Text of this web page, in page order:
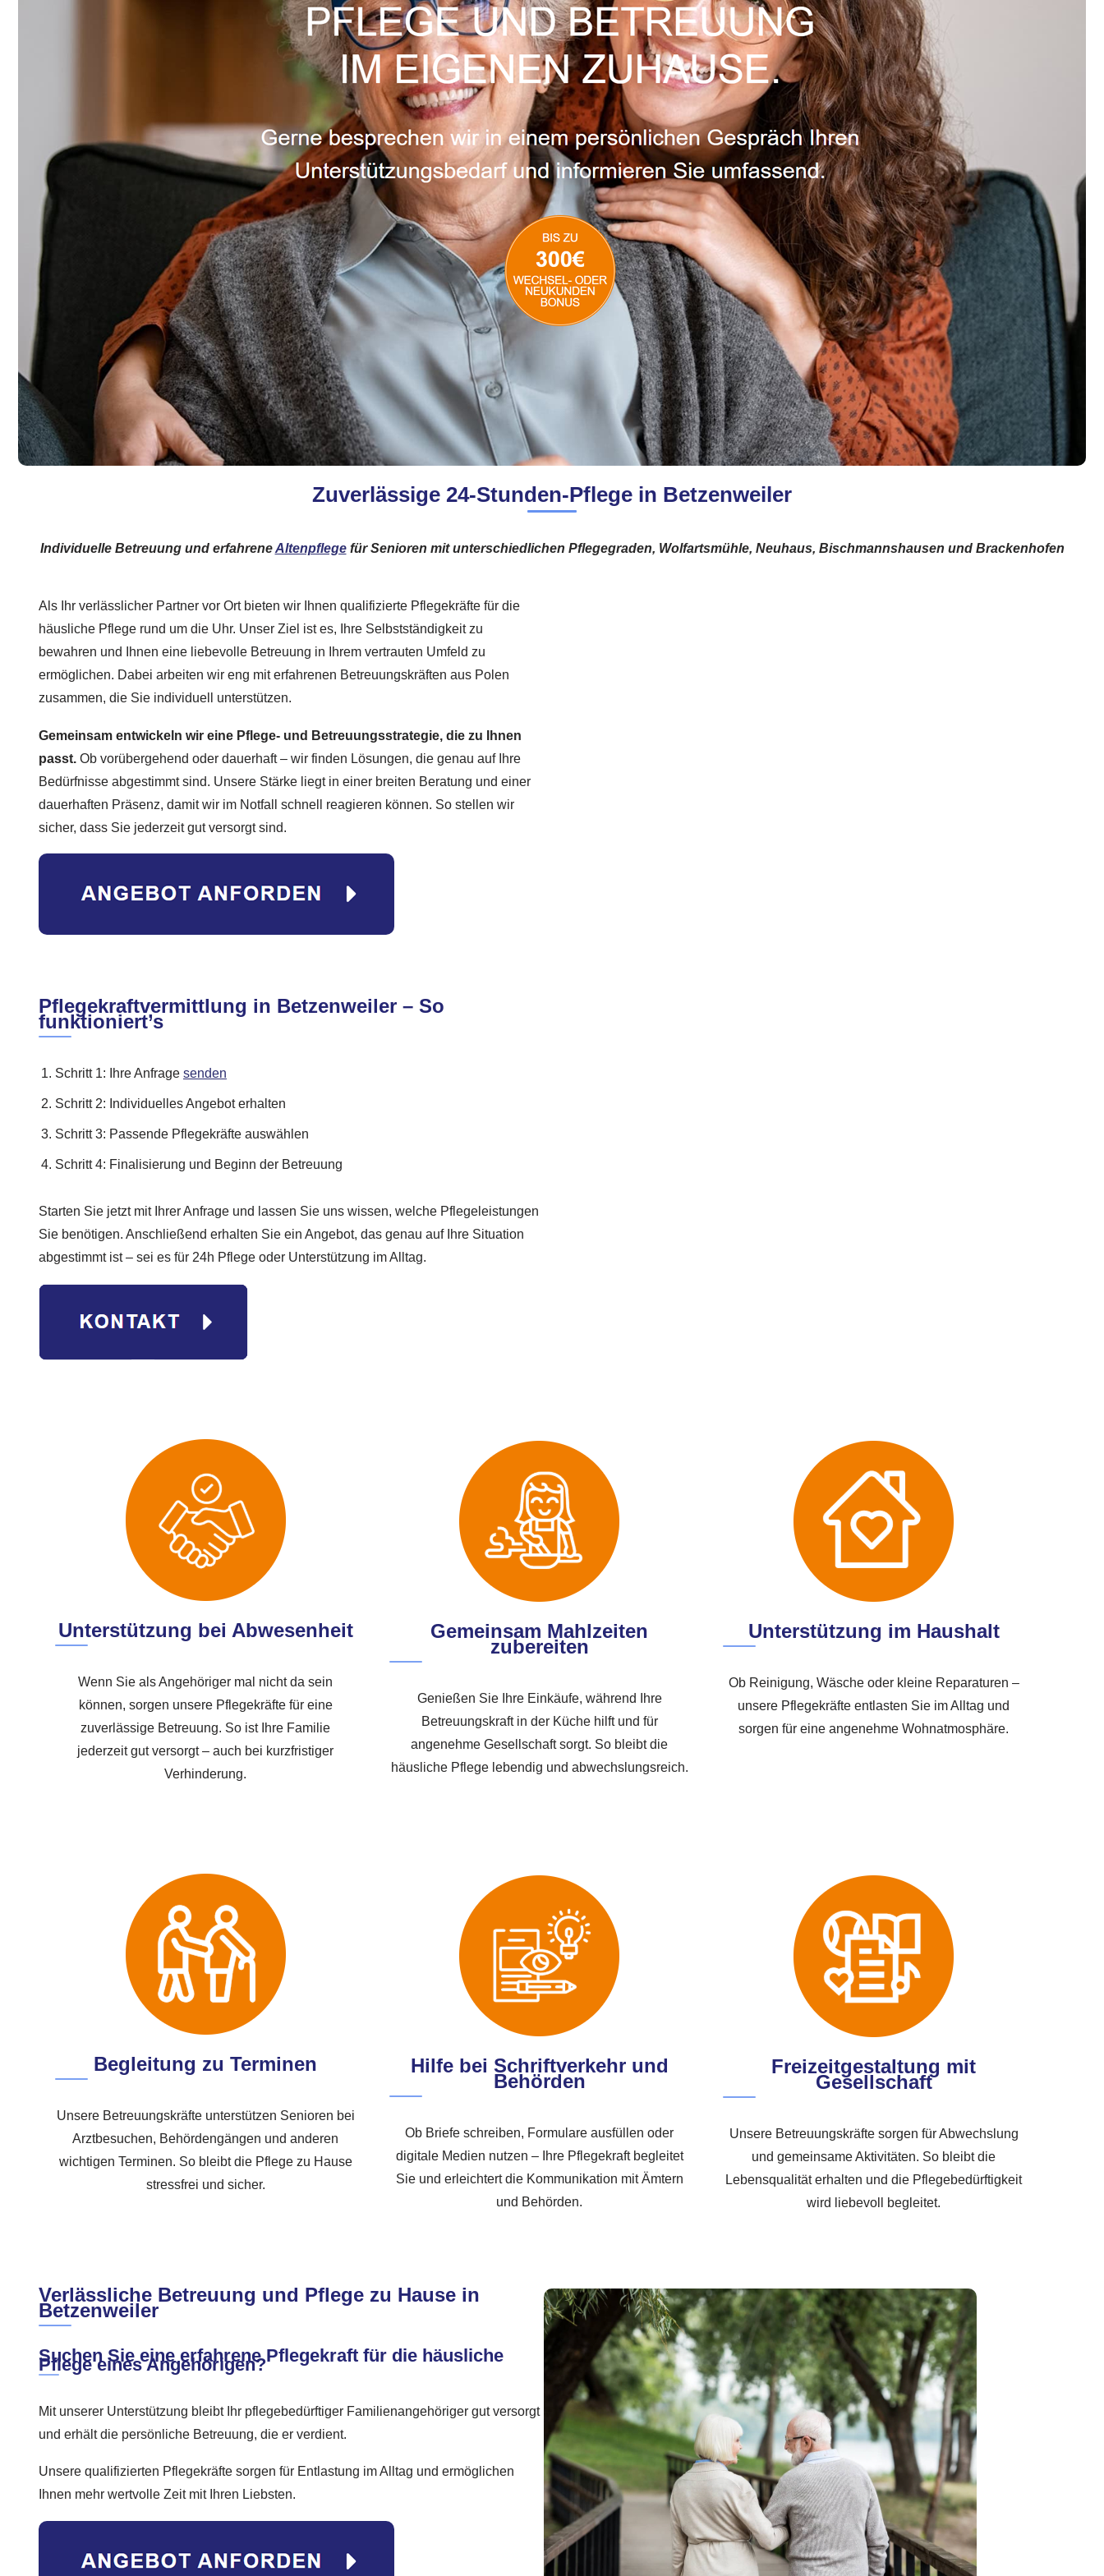
Zuverlässige 24-Stunden-Pflege in Betzenweiler
Individuelle Betreuung und erfahreneAltenpflegefür Senioren mit unterschiedlichen Pflegegraden, Wolfartsmühle, Neuhaus, Bischmannshausen und Brackenhofen
Als Ihr verlässlicher Partner vor Ort bieten wir Ihnen qualifizierte Pflegekräfte für die
häusliche Pflege rund um die Uhr. Unser Ziel ist es, Ihre Selbstständigkeit zu
bewahren und Ihnen eine liebevolle Betreuung in Ihrem vertrauten Umfeld zu
ermöglichen. Dabei arbeiten wir eng mit erfahrenen Betreuungskräften aus Polen
zusammen, die Sie individuell unterstützen.
Gemeinsam entwickeln wir eine Pflege- und Betreuungsstrategie, die zu Ihnen
passt. Ob vorübergehend oder dauerhaft – wir finden Lösungen, die genau auf Ihre
Bedürfnisse abgestimmt sind. Unsere Stärke liegt in einer breiten Beratung und einer
dauerhaften Präsenz, damit wir im Notfall schnell reagieren können. So stellen wir
sicher, dass Sie jederzeit gut versorgt sind.
Pflegekraftvermittlung in Betzenweiler – So
funktioniert’s
Schritt 1: Ihre Anfrage senden
Schritt 2: Individuelles Angebot erhalten
Schritt 3: Passende Pflegekräfte auswählen
Schritt 4: Finalisierung und Beginn der Betreuung
Starten Sie jetzt mit Ihrer Anfrage und lassen Sie uns wissen, welche Pflegeleistungen
Sie benötigen. Anschließend erhalten Sie ein Angebot, das genau auf Ihre Situation
abgestimmt ist – sei es für 24h Pflege oder Unterstützung im Alltag.
Unterstützung bei Abwesenheit
Wenn Sie als Angehöriger mal nicht da sein
können, sorgen unsere Pflegekräfte für eine
zuverlässige Betreuung. So ist Ihre Familie
jederzeit gut versorgt – auch bei kurzfristiger
Verhinderung.
Gemeinsam Mahlzeiten
zubereiten
Genießen Sie Ihre Einkäufe, während Ihre
Betreuungskraft in der Küche hilft und für
angenehme Gesellschaft sorgt. So bleibt die
häusliche Pflege lebendig und abwechslungsreich.
Unterstützung im Haushalt
Ob Reinigung, Wäsche oder kleine Reparaturen –
unsere Pflegekräfte entlasten Sie im Alltag und
sorgen für eine angenehme Wohnatmosphäre.
Begleitung zu Terminen
Unsere Betreuungskräfte unterstützen Senioren bei
Arztbesuchen, Behördengängen und anderen
wichtigen Terminen. So bleibt die Pflege zu Hause
stressfrei und sicher.
Hilfe bei Schriftverkehr und
Behörden
Ob Briefe schreiben, Formulare ausfüllen oder
digitale Medien nutzen – Ihre Pflegekraft begleitet
Sie und erleichtert die Kommunikation mit Ämtern
und Behörden.
Freizeitgestaltung mit
Gesellschaft
Unsere Betreuungskräfte sorgen für Abwechslung
und gemeinsame Aktivitäten. So bleibt die
Lebensqualität erhalten und die Pflegebedürftigkeit
wird liebevoll begleitet.
Verlässliche Betreuung und Pflege zu Hause in
Betzenweiler
Suchen Sie eine erfahrene Pflegekraft für die häusliche
Pflege eines Angehörigen?
Mit unserer Unterstützung bleibt Ihr pflegebedürftiger Familienangehöriger gut versorgt
und erhält die persönliche Betreuung, die er verdient.
Unsere qualifizierten Pflegekräfte sorgen für Entlastung im Alltag und ermöglichen
Ihnen mehr wertvolle Zeit mit Ihren Liebsten.